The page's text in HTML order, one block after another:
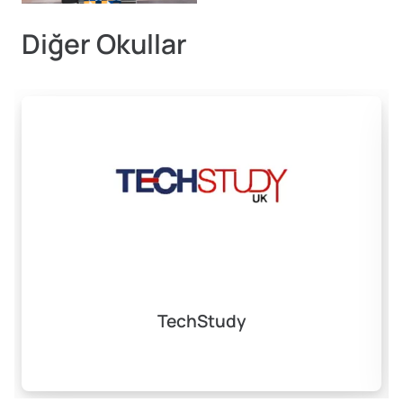
Diğer Okullar
TechStudy